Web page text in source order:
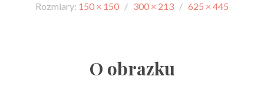
Rozmiary: 150 × 150 / 300 × 213 / 625 × 445
O obrazku